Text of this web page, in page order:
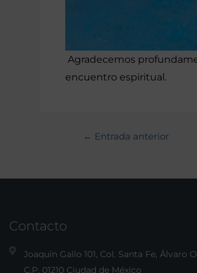
Agradecemos
encuentro espiritual.
← Entrada anterior
Contacto
Joaquín Gallo 101, Col. Santa Fe, Álvaro
C.P. 01210 Ciudad de México